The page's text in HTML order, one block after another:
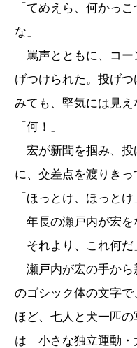
「てめえら、何かっ
な」
罵声とともに、コー
げつけられた。投げ
みても、堅気には見え
「何！」
宏が新聞を掴み、投
に、交差点を渡りきっ
「ほっとけ、ほっとけ
年長の瀬戸内が宏を
「それより、これ何だ
瀬戸内が宏の手から
のゴシック体の文字
ほど、七人と犬一匹
は「小さな独立運動・